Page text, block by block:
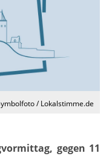
/ Lokalstimme.de
gegen 11